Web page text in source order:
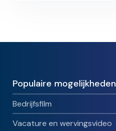
Populaire mogelijkheden
Bedrijfsfilm
Vacature en wervingsvideo